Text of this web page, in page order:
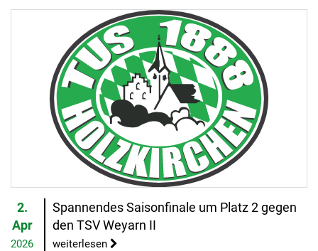
2.
Apr
2026
Spannendes Saisonfinale um Platz 2 gegen
den TSV Weyarn II
weiterlesen